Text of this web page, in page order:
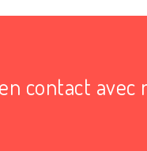
contact